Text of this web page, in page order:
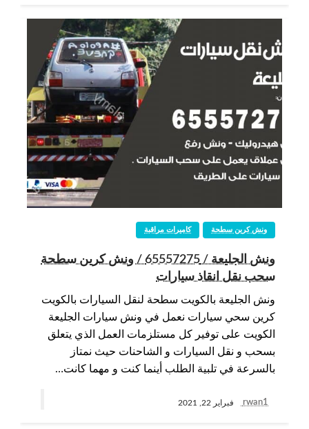
كاميرات مراقبة ونش كرين سطحة
ونش الجليعة / 65557275 / ونش كرين سطحة
سحب نقل انقاذ سيارات
ونش الجليعة بالكويت سطحة لنقل السيارات بالكويت
كرين سحي سيارات نعمل في ونش سيارات الجليعة
الكويت على توفير كل مستلزمات العمل الذي يتعلق
بسحب و نقل السيارات و الشاحنات حيث نمتاز
بالسرعة في تلبية الطلب أينما كنت و مهما كانت…
rwan1 فبراير 22, 2021